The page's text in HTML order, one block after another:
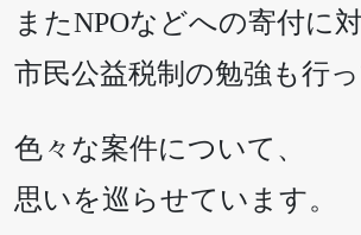
またNPOなどへの寄付に対
市民公益税制の勉強も行っ
色々な案件について、
思いを巡らせています。